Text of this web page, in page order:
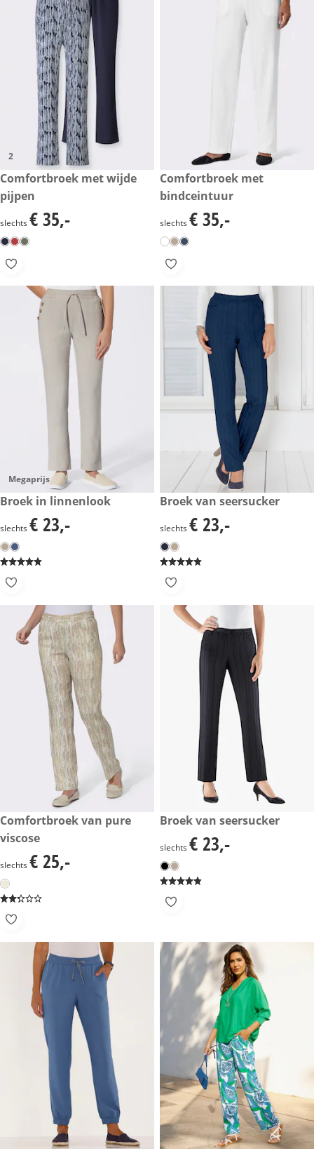
2
€ 35,-
Comfortbroek met wijde
pijpen
€ 35,-
slechts € 35,-
€ 35,-
Comfortbroek met
bindceintuur
€ 35,-
slechts € 35,-
Megaprijs
€ 23,-
Broek in linnenlook
€ 23,-
slechts € 23,-
€ 23,-
Broek van seersucker
€ 23,-
slechts € 23,-
€ 25,-
Comfortbroek van pure
viscose
€ 25,-
slechts € 25,-
€ 23,-
Broek van seersucker
€ 23,-
slechts € 23,-